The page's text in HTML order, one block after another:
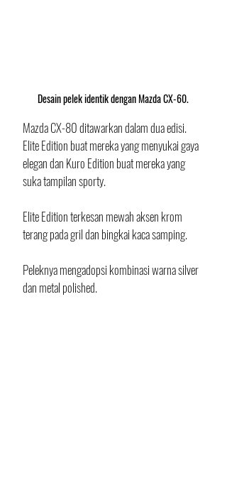
Desain pelek identik dengan Mazda CX-60.
Mazda CX-80 ditawarkan dalam dua edisi.
Elite Edition buat mereka yang menyukai gaya
elegan dan Kuro Edition buat mereka yang
suka tampilan sporty.
Elite Edition terkesan mewah aksen krom
terang pada gril dan bingkai kaca samping.
Peleknya mengadopsi kombinasi warna silver
dan metal polished.